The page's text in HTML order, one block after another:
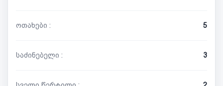
ოთახები : 5
საძინებელი : 3